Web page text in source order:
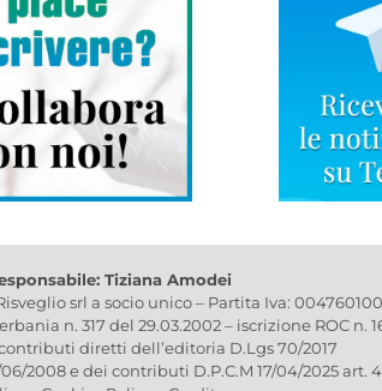
Tiziana Amodei
srl a socio unico – Partita Iva:
n. 317 del 29.03.2002 – iscrizione ROC n.
diretti dell’editoria D.Lgs 70/2017
2008 e dei contributi D.P.C.M 17/04/2025 art. 4